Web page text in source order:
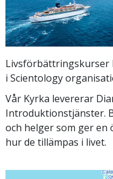
Livsförbättringskurser
i Scientology
Vår Kyrka levererar
Introduktionstjänster.
och helger som ger en
hur de tillämpas i livet.